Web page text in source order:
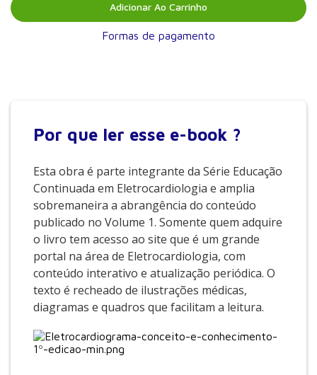
Adicionar Ao Carrinho
Formas de pagamento
Por que ler esse e-book ?
Esta obra é parte integrante da Série Educação
Continuada em Eletrocardiologia e amplia
sobremaneira a abrangência do conteúdo
publicado no Volume 1. Somente quem adquire
o livro tem acesso ao site que é um grande
portal na área de Eletrocardiologia, com
conteúdo interativo e atualização periódica. O
texto é recheado de ilustrações médicas,
diagramas e quadros que facilitam a leitura.